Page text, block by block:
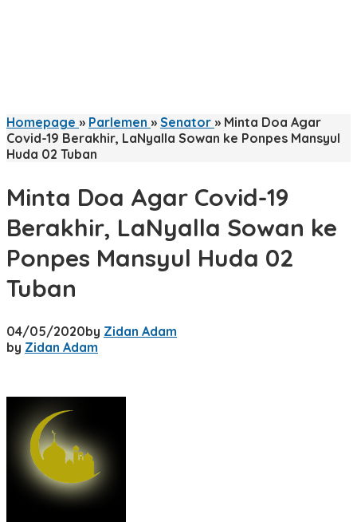
Homepage » Parlemen » Senator » Minta Doa Agar
Covid-19 Berakhir, LaNyalla Sowan ke Ponpes Mansyul
Huda 02 Tuban
Minta Doa Agar Covid-19
Berakhir, LaNyalla Sowan ke
Ponpes Mansyul Huda 02
Tuban
04/05/2020by Zidan Adam
by Zidan Adam